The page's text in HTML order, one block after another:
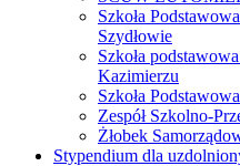
Szkoła
Szydłowie
Szkoła
Kazimierzu
Szkoła
Zespół Szkolno-
Żłobek
Stypendium dla